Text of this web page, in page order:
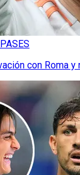
con Roma y